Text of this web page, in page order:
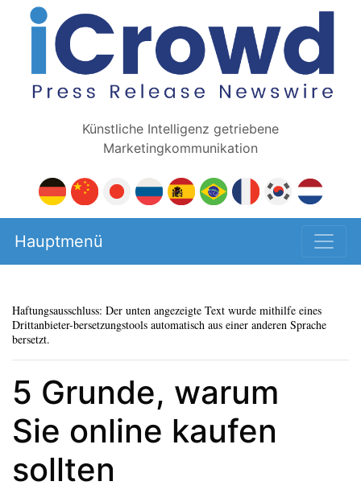
Künstliche Intelligenz getriebene
Marketingkommunikation
Hauptmenü
Haftungsausschluss: Der unten angezeigte Text wurde mithilfe eines
Drittanbieter-bersetzungstools automatisch aus einer anderen Sprache
bersetzt.
5 Grunde, warum
Sie online kaufen
sollten